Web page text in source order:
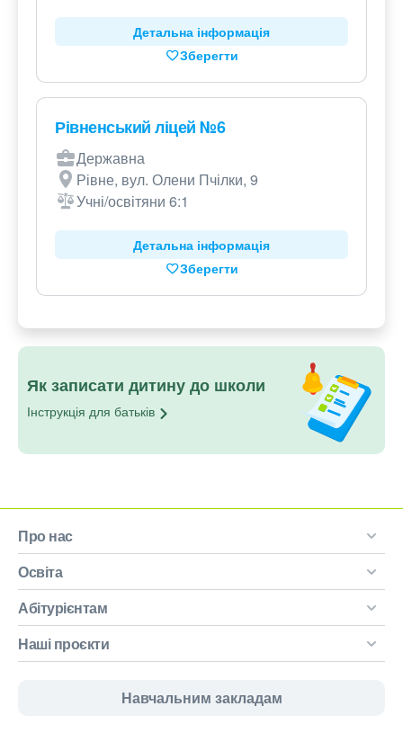
Детальна інформація
Зберегти
Рівненський ліцей №6
Державна
Рівне, вул. Олени Пчілки, 9
Учні/освітяни 6:1
Детальна інформація
Зберегти
Як записати дитину до школи
Інструкція для батьків
Про нас
Освіта
Абітурієнтам
Наші проєкти
Навчальним закладам